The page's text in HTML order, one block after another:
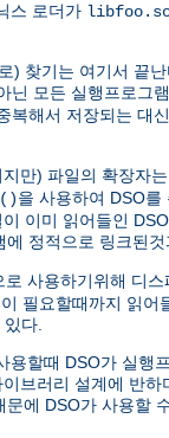
스 로더가
) 찾기는 여기서 끝
닌 모든 실행프로그
복해서 저장되는 대신
지만) 파일의 확장자
을 사용하여 DSO를
이미 읽어들인
정적으로 링크된
사용하기위해 디
필요할때까지 읽
있다.
할때 DSO가 실행
브러리 설계에 반
에 DSO가 사용할